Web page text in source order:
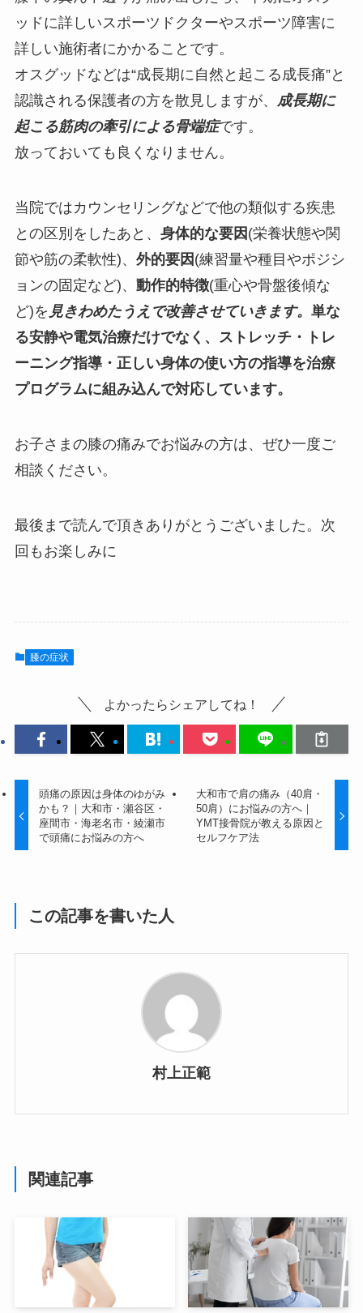
ッドに詳しいスポーツドクターやスポーツ障害に
詳しい施術者にかかることです。
オスグッドなどは“成長期に自然と起こる成長痛”と
認識される保護者の方を散見しますが、 成長期に
起こる筋肉の牽引による骨端症です。
放っておいても良くなりません。
当院ではカウンセリングなどで他の類似する疾患
との区別をしたあと、 身体的な要因 (栄養状態や関
節や筋の柔軟性)、 外的要因 (練習量や種目やポジシ
ョンの固定など)、 動作的特徴(重心や骨盤後傾な
ど)を 見きわめたうえで改善させていきます。 単な
る安静や電気治療だけでなく、ストレッチ・トレ
ーニング指導・正しい身体の使い方の指導を治療
プログラムに組み込んで対応しています。
お子さまの膝の痛みでお悩みの方は、ぜひ一度ご
相談ください。
最後まで読んで頂きありがとうございました。次
回もお楽しみに
膝の症状
よかったらシェアしてね！
頭痛の原因は身体のゆがみ
かも？｜大和市・瀬谷区・
座間市・海老名市・綾瀬市
で頭痛にお悩みの方へ
大和市で肩の痛み（40肩・
50肩）にお悩みの方へ｜
YMT接骨院が教える原因と
セルフケア法
この記事を書いた人
村上正範
関連記事